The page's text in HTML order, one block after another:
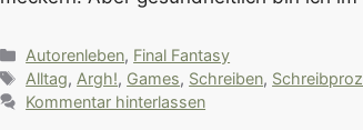
Kategorien
Autorenleben, Final Fantasy
Schlagwörter
Alltag, Argh!, Games, Schreiben,
Kommentar hinterlassen